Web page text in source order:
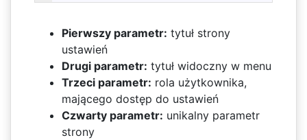
Pierwszy parametr: tytuł strony
ustawień
Drugi parametr: tytuł widoczny w menu
Trzeci parametr: rola użytkownika,
mającego dostęp do ustawień
Czwarty parametr: unikalny parametr
strony